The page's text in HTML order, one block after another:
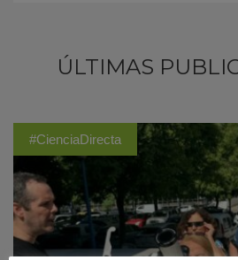
ÚLTIMAS
#CienciaDirecta